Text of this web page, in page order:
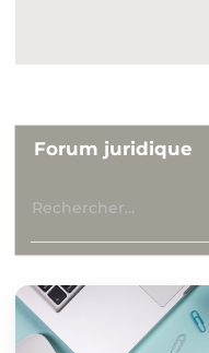
Forum juridique